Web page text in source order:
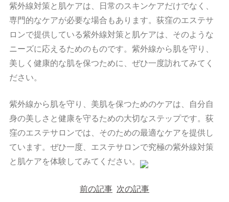
紫外線対策と肌ケアは、日常のスキンケアだけでなく、
専門的なケアが必要な場合もあります。荻窪のエステサ
ロンで提供している紫外線対策と肌ケアは、そのような
ニーズに応えるためのものです。紫外線から肌を守り、
美しく健康的な肌を保つために、ぜひ一度訪れてみてく
ださい。
紫外線から肌を守り、美肌を保つためのケアは、自分自
身の美しさと健康を守るための大切なステップです。荻
窪のエステサロンでは、そのための最適なケアを提供し
ています。ぜひ一度、エステサロンで究極の紫外線対策
と肌ケアを体験してみてください。
前の記事 次の記事